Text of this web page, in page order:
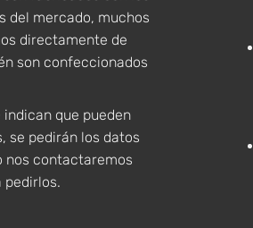
del mercado, muchos
directamente de
son confeccionados
que pueden
se pedirán los datos
nos contactaremos
pedirlos.